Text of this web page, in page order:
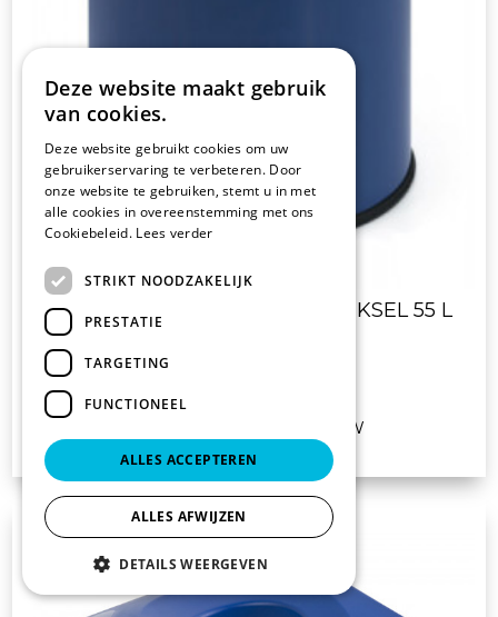
4700 AFVALBAK MET PUSHDEKSEL 55 L
excl. BTW
Deze website maakt gebruik
van cookies.
Deze website gebruikt cookies om uw
gebruikerservaring te verbeteren. Door
onze website te gebruiken, stemt u in met
alle cookies in overeenstemming met ons
Cookiebeleid. Lees verder
STRIKT NOODZAKELIJK
PRESTATIE
TARGETING
FUNCTIONEEL
ALLES ACCEPTEREN
ALLES AFWIJZEN
DETAILS WEERGEVEN